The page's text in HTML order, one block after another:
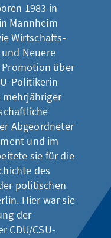
1983 in
Mannheim
Wirtschafts-
Neuere
Promotion über
Politikerin
mehrjähriger
Abgeordneter
und im
sie für die
des
politischen
Hier war sie
der
CDU/CSU-